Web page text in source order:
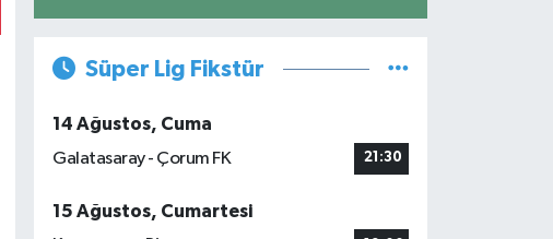
Süper Lig Fikstür
14 Ağustos, Cuma
Galatasaray - Çorum FK
21:30
15 Ağustos, Cumartesi